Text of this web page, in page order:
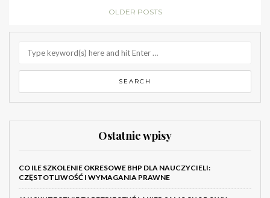
OLDER POSTS
Ostatnie wpisy
CO ILE SZKOLENIE OKRESOWE BHP DLA NAUCZYCIELI:
CZĘSTOTLIWOŚĆ I WYMAGANIA PRAWNE